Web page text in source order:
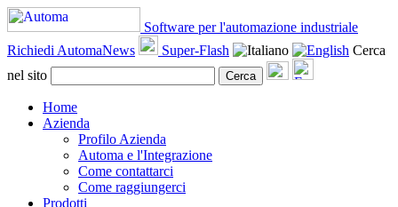
Software per l'automazione industriale
Richiedi AutomaNews
Super-Flash
Cerca
nel sito
Cerca
Home
Azienda
Profilo Azienda
Automa e l'Integrazione
Come contattarci
Come raggiungerci
Prodotti